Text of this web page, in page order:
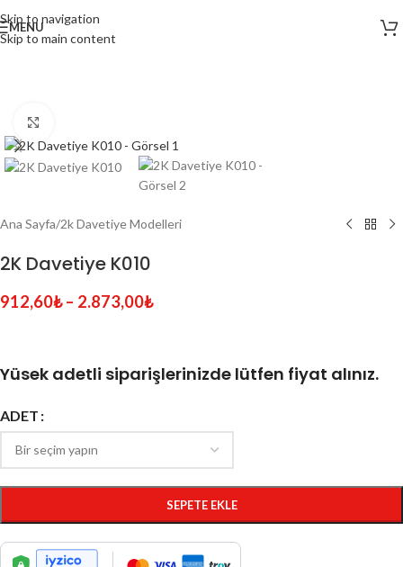
Skip to navigation
Skip to main content
MENU
Ana Sayfa/2k Davetiye Modelleri
2K Davetiye K010
912,60₺ – 2.873,00₺
Yüsek adetli siparişlerinizde lütfen fiyat alınız.
ADET
SEPETE EKLE